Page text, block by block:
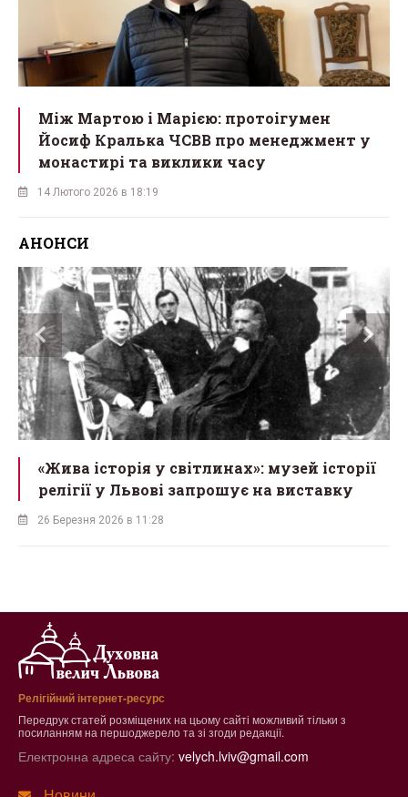
Між Мартою і Марією: протоігумен
Йосиф Кралька ЧСВВ про менеджмент у
монастирі та виклики часу
14 Лютого 2026 в 18:19
АНОНСИ
«Жива історія у світлинах»: музей історії
релігії у Львові запрошує на виставку
26 Березня 2026 в 11:28
Релігійний інтернет-ресурс
Передрук статей розміщених на цьому сайті можливий тільки з
посиланням на першоджерело та зі згоди редакції.
Електронна адреса сайту: velych.lviv@gmail.com